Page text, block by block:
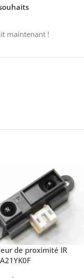
maintenant !
de proximité IR